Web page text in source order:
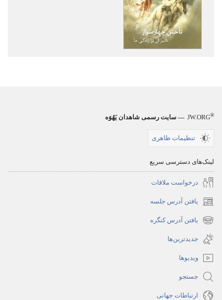
JW.ORG® — سایت رسمی شاهدان یَهُوَه
تنظیمات ظاهری
لینک‌های دسترسی سریع
درخواست ملاقات
یافتن آدرس جلسه
(پنجره‌ای
جدید
می‌شود)
یافتن آدرس کنگره
(پنجره‌ای
جدید
باز
می‌شود)
جدیدترین‌ها
ویدیوها
جستجو
ارتباطات جهانی